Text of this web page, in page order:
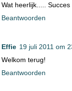
Wat heerlijk.....
Beantwoorden
Effie 19 juli 2011 om
Welkom terug!
Beantwoorden